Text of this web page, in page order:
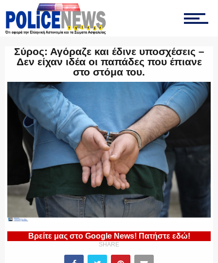
ΤΡΟΧΑΙΑ
ΟΜΑΔΑ “Ζ”
ΥΑΤ/ΥΜΕΤ
Σύρος: Αγόραζε και έδινε υποσχέσεις –
Δεν είχαν ιδέα οι παπάδες που έπιανε
στο στόμα του.
Βρείτε μας στο Google News! Πατήστε εδώ!
SHARE